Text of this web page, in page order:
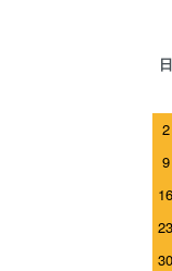
日
2
9
16
23
30